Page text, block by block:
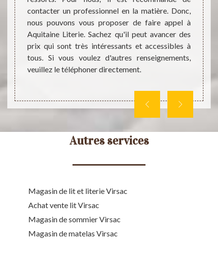
une
et
le
contacter un professionnel en la matière. Donc,
nous pouvons vous proposer de faire appel à
Aquitaine Literie. Sachez qu'il peut avancer des
prix qui sont très intéressants et accessibles à
tous. Si vous voulez d'autres renseignements,
veuillez le téléphoner directement.
qui
en
Pour
son
Autres services
Magasin de lit et literie Virsac
Achat vente lit Virsac
Magasin de sommier Virsac
Magasin de matelas Virsac